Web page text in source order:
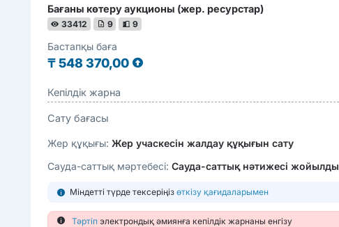
Бағаны көтеру аукционы (жер. ресурстар)
33412 9 9
Бастапқы баға
₸548 370,00
Кепілдік жарна
Сату бағасы
Жер құқығы: Жер учаскесін жалдау құқығын сату
Сауда-саттық мәртебесі:Сауда-саттық нәтижесі жойылды
Міндетті түрде тексеріңізөткізу қағидаларымен
Тәртіп электрондық әмиянға кепілдік жарнаны енгізу